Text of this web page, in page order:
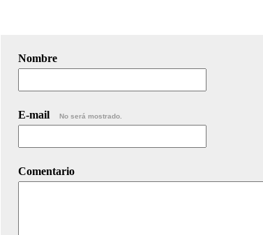
Nombre
E-mail No será mostrado.
Comentario